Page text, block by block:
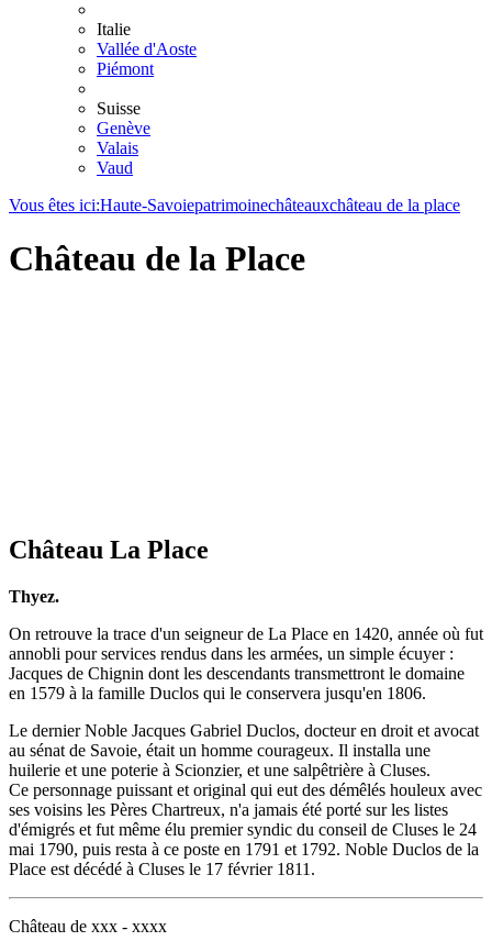
Italie
Vallée d'Aoste
Piémont
Suisse
Genève
Valais
Vaud
Vous êtes ici:Haute-Savoiepatrimoinechâteauxchâteau de la place
Château de la Place
Château La Place
Thyez.
On retrouve la trace d'un seigneur de La Place en 1420, année où fut
annobli pour services rendus dans les armées, un simple écuyer :
Jacques de Chignin dont les descendants transmettront le domaine
en 1579 à la famille Duclos qui le conservera jusqu'en 1806.
Le dernier Noble Jacques Gabriel Duclos, docteur en droit et avocat
au sénat de Savoie, était un homme courageux. Il installa une
huilerie et une poterie à Scionzier, et une salpêtrière à Cluses.
Ce personnage puissant et original qui eut des démêlés houleux avec
ses voisins les Pères Chartreux, n'a jamais été porté sur les listes
d'émigrés et fut même élu premier syndic du conseil de Cluses le 24
mai 1790, puis resta à ce poste en 1791 et 1792. Noble Duclos de la
Place est décédé à Cluses le 17 février 1811.
Château de xxx - xxxx